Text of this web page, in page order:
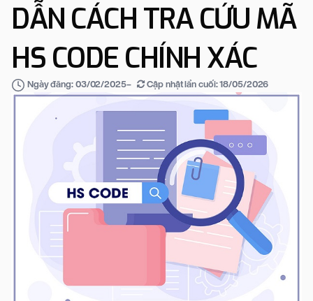
DẪN CÁCH TRA CỨU MÃ
HS CODE CHÍNH XÁC
Ngày đăng: 03/02/2025– Cập nhật lần cuối:18/05/2026